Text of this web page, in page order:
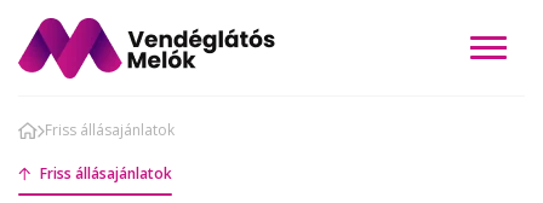
Friss állásajánlatok
Friss állásajánlatok